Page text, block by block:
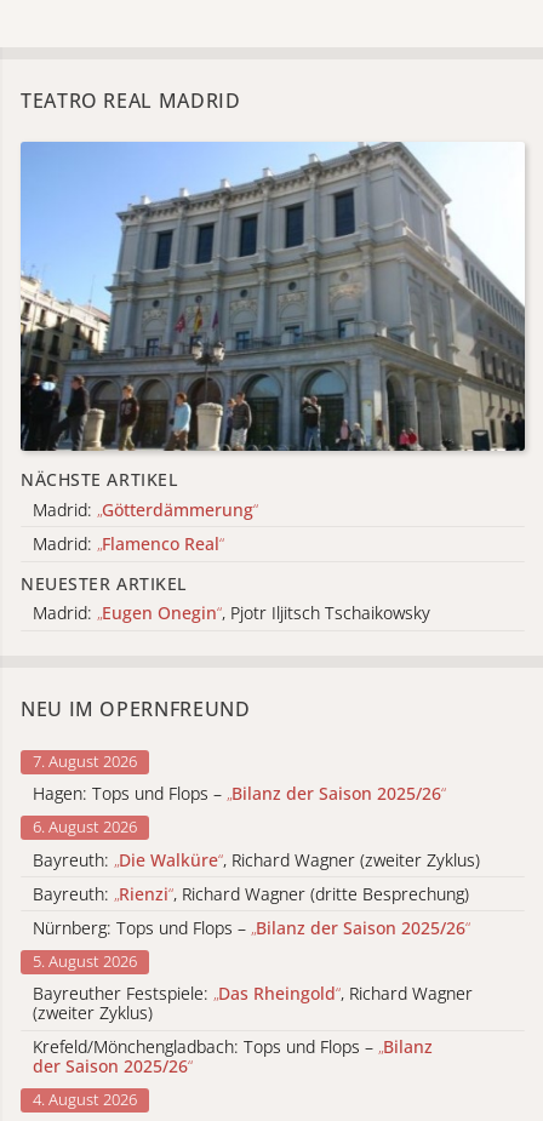
TEATRO REAL MADRID
NÄCHSTE ARTIKEL
Madrid: „Götterdämmerung“
Madrid: „Flamenco Real“
NEUESTER ARTIKEL
Madrid: „Eugen Onegin“, Pjotr Iljitsch Tschaikowsky
NEU IM OPERNFREUND
7. August 2026
Hagen: Tops und Flops – „Bilanz der Saison 2025/26“
6. August 2026
Bayreuth: „Die Walküre“, Richard Wagner (zweiter Zyklus)
Bayreuth: „Rienzi“, Richard Wagner (dritte Besprechung)
Nürnberg: Tops und Flops – „Bilanz der Saison 2025/26“
5. August 2026
Bayreuther Festspiele: „Das Rheingold“, Richard Wagner
(zweiter Zyklus)
Krefeld/Mönchengladbach: Tops und Flops – „Bilanz
der Saison 2025/26“
4. August 2026